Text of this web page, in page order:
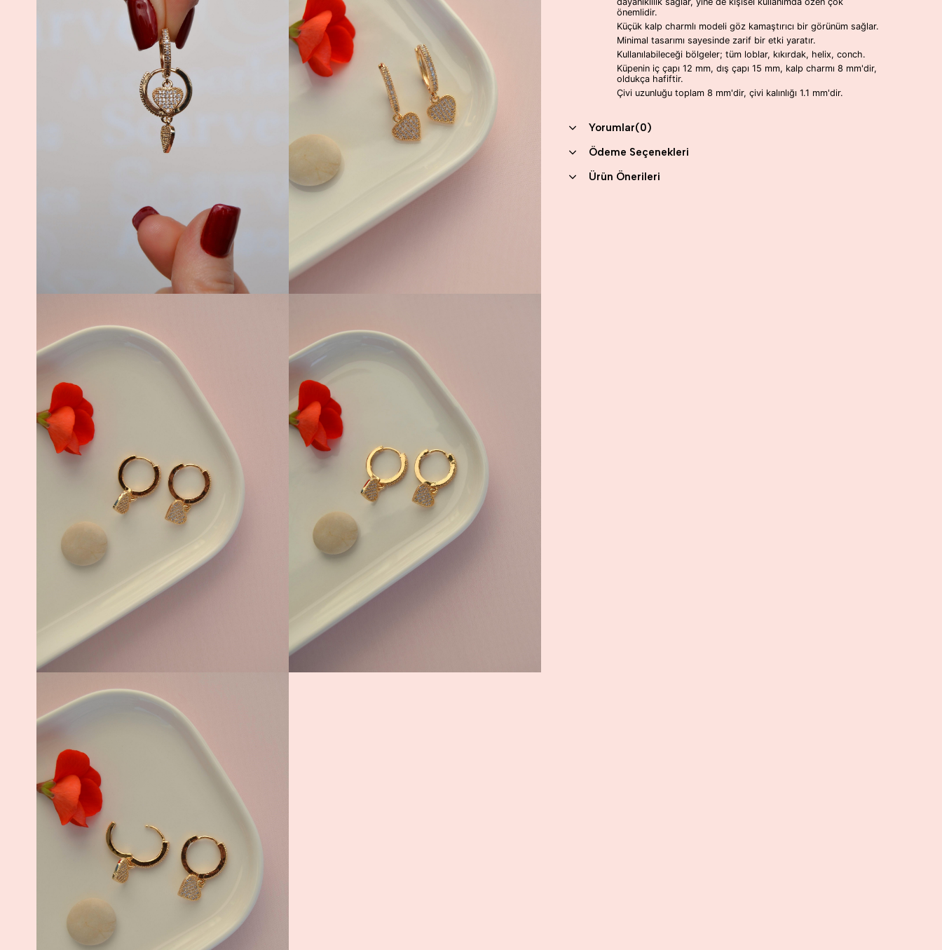
önemlidir.
Küçük kalp charmlı modeli göz kamaştırıcı bir görünüm sağlar.
Minimal tasarımı sayesinde zarif bir etki yaratır.
Kullanılabileceği bölgeler; tüm loblar, kıkırdak, helix, conch.
Küpenin iç çapı 12 mm, dış çapı 15 mm, kalp charmı 8 mm'dir,
oldukça hafiftir.
Çivi uzunluğu toplam 8 mm'dir, çivi kalınlığı 1.1 mm'dir.
Yorumlar(0)
Ödeme Seçenekleri
Ürün Önerileri